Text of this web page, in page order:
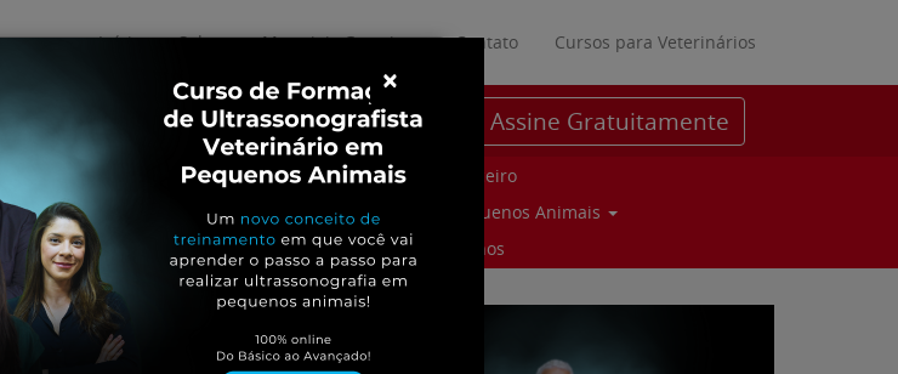
Início Sobre Materiais Gratuitos Contato Cursos para Veterinários
Assine Gratuitamente
Entrevistas
Genética e Tecnologia
Parceiro
Pequenos Animais
Suinos
estimação
×